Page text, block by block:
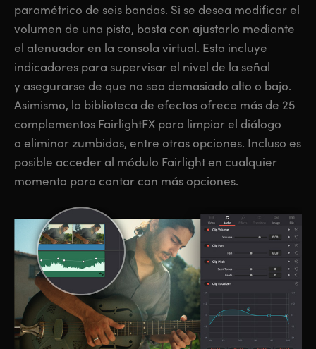
paramétrico de seis bandas. Si se desea modificar el
volumen de una pista, basta con ajustarlo mediante
el atenuadoren la consola virtual. Esta incluye
indicadores para supervisar el nivel de la señal
y asegurarse de que no sea demasiado alto o bajo.
Asimismo, la biblioteca de efectos ofrece más de 25
complementos FairlightFX para limpiar el diálogo
o eliminar zumbidos, entre otras opciones. Incluso es
posible acceder al módulo Fairlight en cualquier
momento para contar con más opciones.